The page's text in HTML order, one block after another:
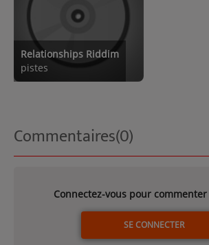
Relationships Riddim
pistes
Commentaires(0)
Connectez-vous pour
SE CONNECTER